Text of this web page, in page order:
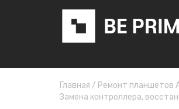
Главная / Ремонт планшетов
Замена контроллера,